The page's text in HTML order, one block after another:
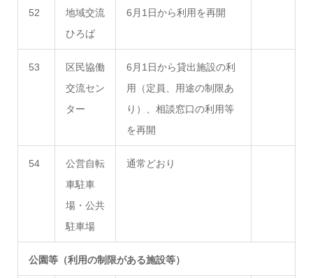
52
地域交流
ひろば
6月1日から利用を再開
53
区民協働
交流セン
ター
6月1日から貸出施設の利
用（定員、用途の制限あ
り）、相談窓口の利用等
を再開
54
公営自転
車駐車
場・公共
駐車場
通常どおり
公園等（利用の制限がある施設等）